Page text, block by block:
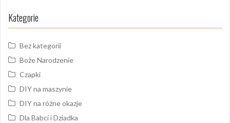
Kategorie
Bez kategorii
Boże Narodzenie
Czapki
DIY na maszynie
DIY na różne okazje
Dla Babci i Dziadka